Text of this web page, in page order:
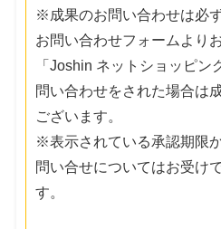
※成果のお問い合わせは必
お問い合わせフォームより
「Joshin ネットショッピン
問い合わせをされた場合は
ございます。
※表示されている承認期限
問い合せについてはお受け
す。